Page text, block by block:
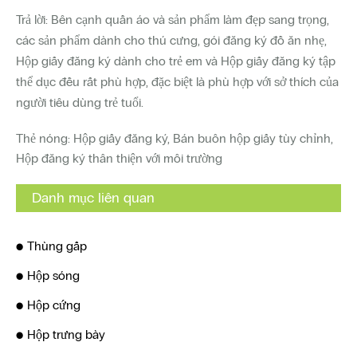
Trả lời: Bên cạnh quần áo và sản phẩm làm đẹp sang trọng,
các sản phẩm dành cho thú cưng, gói đăng ký đồ ăn nhẹ,
Hộp giấy đăng ký dành cho trẻ em và Hộp giấy đăng ký tập
thể dục đều rất phù hợp, đặc biệt là phù hợp với sở thích của
người tiêu dùng trẻ tuổi.
Thẻ nóng: Hộp giấy đăng ký, Bán buôn hộp giấy tùy chỉnh,
Hộp đăng ký thân thiện với môi trường
Danh mục liên quan
Thùng gấp
Hộp sóng
Hộp cứng
Hộp trưng bày